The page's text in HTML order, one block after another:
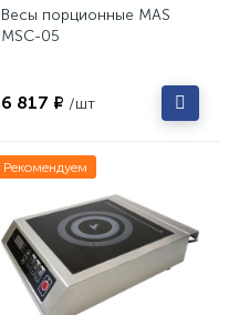
Весы порционные MAS
MSC-05
6 817 ₽ /шт
Рекомендуем